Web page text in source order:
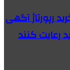
رپورتاژ آگهی
رعایت کنند